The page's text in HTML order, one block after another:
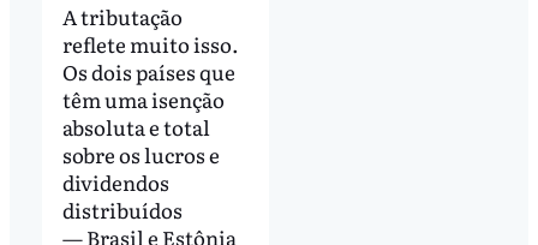
A tributação
reflete muito isso.
Os dois países que
têm uma isenção
absoluta e total
sobre os lucros e
dividendos
distribuídos
— Brasil e Estônia